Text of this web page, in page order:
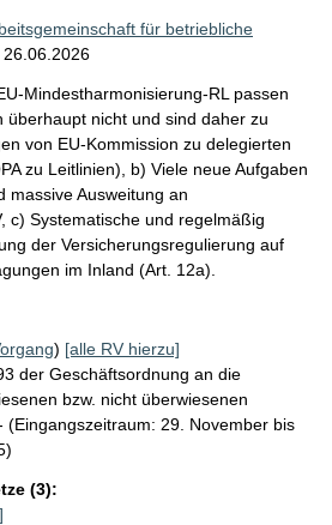
für betriebliche
26.06.2026
Mindestharmonisierung-RL passen
überhaupt nicht und sind daher zu
von EU-Kommission zu delegierten
zu Leitlinien), b) Viele neue Aufgaben
massive Ausweitung an
c) Systematische und regelmäßig
der Versicherungsregulierung auf
im Inland (Art. 12a).
) [alle RV hierzu]
der Geschäftsordnung an die
bzw. nicht überwiesenen
(Eingangszeitraum: 29. November bis
(3):